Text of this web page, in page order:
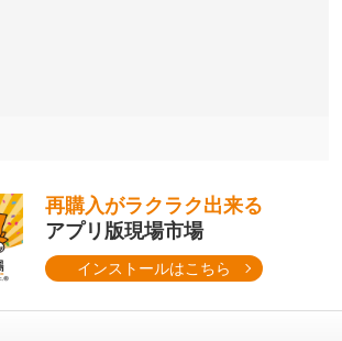
再購入がラクラク出来る
アプリ版現場市場
インストールはこちら